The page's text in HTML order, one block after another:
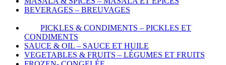
BEVERAGES – BREUVAGES
PICKLES & CONDIMENTS – PICKLES ET
CONDIMENTS
SAUCE & OIL – SAUCE ET HUILE
VEGETABLES & FRUITS – LÉGUMES ET FRUITS